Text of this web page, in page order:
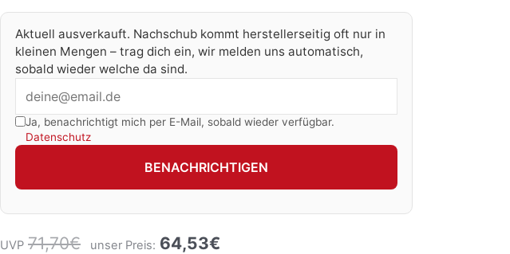
Aktuell ausverkauft. Nachschub kommt herstellerseitig oft nur in
kleinen Mengen – trag dich ein, wir melden uns automatisch,
sobald wieder welche da sind.
Ja, benachrichtigt mich per E-Mail, sobald wieder verfügbar.
Datenschutz
BENACHRICHTIGEN
UVP 71,70€ unser Preis: 64,53€